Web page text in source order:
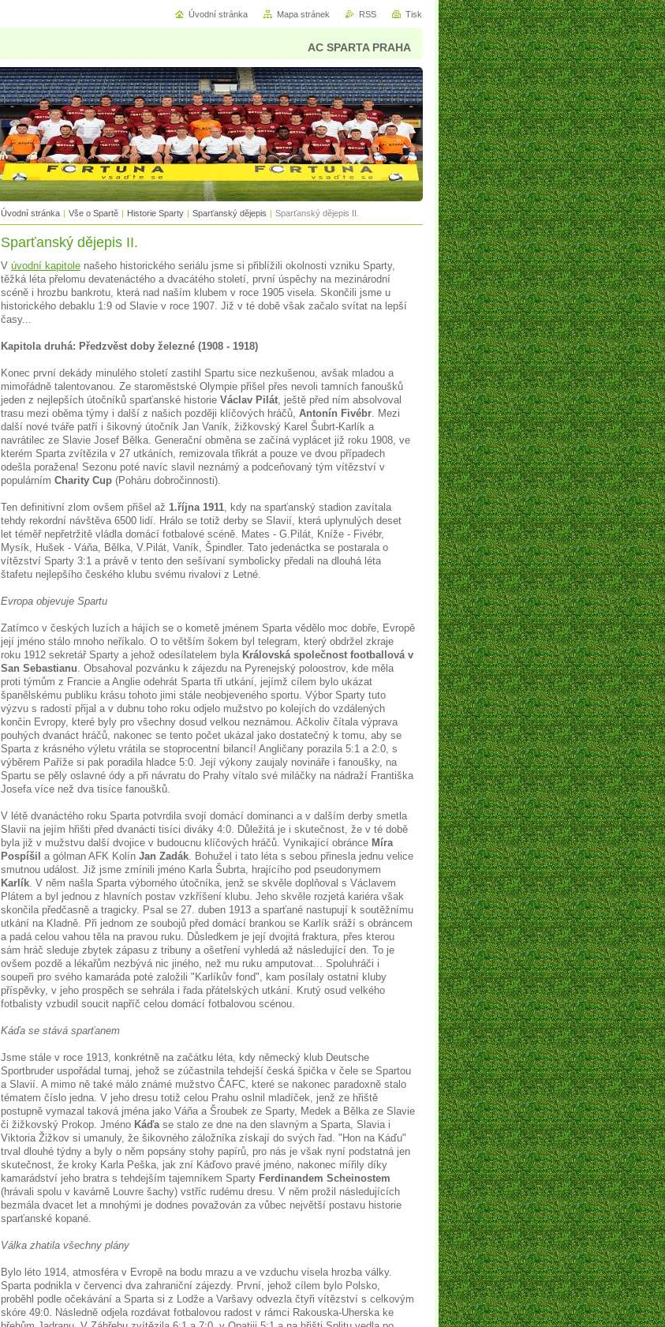
AC SPARTA PRAHA
Úvodní stránka | Vše o Spartě | Historie Sparty | Sparťanský dějepis | Sparťanský dějepis II.
Sparťanský dějepis II.
V úvodní kapitole našeho historického seriálu jsme si přiblížili okolnosti vzniku Sparty,
těžká léta přelomu devatenáctého a dvacátého století, první úspěchy na mezinárodní
scéně i hrozbu bankrotu, která nad naším klubem v roce 1905 visela. Skončili jsme u
historického debaklu 1:9 od Slavie v roce 1907. Již v té době však začalo svítat na lepší
časy...
Kapitola druhá: Předzvěst doby železné (1908 - 1918)
Konec první dekády minulého století zastihl Spartu sice nezkušenou, avšak mladou a
mimořádně talentovanou. Ze staroměstské Olympie přišel přes nevoli tamních fanoušků
jeden z nejlepších útočníků sparťanské historie Václav Pilát , ještě před ním absolvoval
trasu mezi oběma týmy i další z našich později klíčových hráčů, Antonín Fivébr . Mezi
další nové tváře patří i šikovný útočník Jan Vaník, žižkovský Karel Šubrt-Karlík a
navrátilec ze Slavie Josef Bělka. Generační obměna se začíná vyplácet již roku 1908, ve
kterém Sparta zvítězila v 27 utkáních, remizovala třikrát a pouze ve dvou případech
odešla poražena! Sezonu poté navíc slavil neznámý a podceňovaný tým vítězství v
populárním Charity Cup (Poháru dobročinnosti).
Ten definitivní zlom ovšem přišel až 1.října 1911 , kdy na sparťanský stadion zavítala
tehdy rekordní návštěva 6500 lidí. Hrálo se totiž derby se Slavií, která uplynulých deset
let téměř nepřetržitě vládla domácí fotbalové scéně. Mates - G.Pilát, Kníže - Fivébr,
Mysík, Hušek - Váňa, Bělka, V.Pilát, Vaník, Špindler. Tato jedenáctka se postarala o
vítězství Sparty 3:1 a právě v tento den sešívaní symbolicky předali na dlouhá léta
štafetu nejlepšího českého klubu svému rivalovi z Letné.
Evropa objevuje Spartu
Zatímco v českých luzích a hájích se o kometě jménem Sparta vědělo moc dobře, Evropě
její jméno stálo mnoho neříkalo. O to větším šokem byl telegram, který obdržel zkraje
roku 1912 sekretář Sparty a jehož odesílatelem byla Královská společnost footballová v
San Sebastianu . Obsahoval pozvánku k zájezdu na Pyrenejský poloostrov, kde měla
proti týmům z Francie a Anglie odehrát Sparta tři utkání, jejímž cílem bylo ukázat
španělskému publiku krásu tohoto jimi stále neobjeveného sportu. Výbor Sparty tuto
výzvu s radostí přijal a v dubnu toho roku odjelo mužstvo po kolejích do vzdálených
končin Evropy, které byly pro všechny dosud velkou neznámou. Ačkoliv čítala výprava
pouhých dvanáct hráčů, nakonec se tento počet ukázal jako dostatečný k tomu, aby se
Sparta z krásného výletu vrátila se stoprocentní bilancí! Angličany porazila 5:1 a 2:0, s
výběrem Paříže si pak poradila hladce 5:0. Její výkony zaujaly novináře i fanoušky, na
Spartu se pěly oslavné ódy a při návratu do Prahy vítalo své miláčky na nádraží Františka
Josefa více než dva tisíce fanoušků.
V létě dvanáctého roku Sparta potvrdila svojí domácí dominanci a v dalším derby smetla
Slavii na jejím hřišti před dvanácti tisíci diváky 4:0. Důležitá je i skutečnost, že v té době
byla již v mužstvu další dvojice v budoucnu klíčových hráčů. Vynikající obránce Míra
Pospíšil a gólman AFK Kolín Jan Zadák . Bohužel i tato léta s sebou přinesla jednu velice
smutnou událost. Již jsme zmínili jméno Karla Šubrta, hrajícího pod pseudonymem
Karlík . V něm našla Sparta výborného útočníka, jenž se skvěle doplňoval s Václavem
Plátem a byl jednou z hlavních postav vzkříšení klubu. Jeho skvěle rozjetá kariéra však
skončila předčasně a tragicky. Psal se 27. duben 1913 a sparťané nastupují k soutěžnímu
utkání na Kladně. Při jednom ze soubojů před domácí brankou se Karlík sráží s obráncem
a padá celou vahou těla na pravou ruku. Důsledkem je její dvojitá fraktura, přes kterou
sám hráč sleduje zbytek zápasu z tribuny a ošetření vyhledá až následující den. To je
ovšem pozdě a lékařům nezbývá nic jiného, než mu ruku amputovat... Spoluhráči i
soupeři pro svého kamaráda poté založili "Karlíkův fond", kam posílaly ostatní kluby
příspěvky, v jeho prospěch se sehrála i řada přátelských utkání. Krutý osud velkého
fotbalisty vzbudil soucit napříč celou domácí fotbalovou scénou.
Káďa se stává sparťanem
Jsme stále v roce 1913, konkrétně na začátku léta, kdy německý klub Deutsche
Sportbruder uspořádal turnaj, jehož se zúčastnila tehdejší česká špička v čele se Spartou
a Slavií. A mimo ně také málo známé mužstvo ČAFC, které se nakonec paradoxně stalo
tématem číslo jedna. V jeho dresu totiž celou Prahu oslnil mladíček, jenž ze hřiště
postupně vymazal taková jména jako Váňa a Šroubek ze Sparty, Medek a Bělka ze Slavie
či žižkovský Prokop. Jméno Káďa se stalo ze dne na den slavným a Sparta, Slavia i
Viktoria Žižkov si umanuly, že šikovného záložníka získají do svých řad. "Hon na Káďu"
trval dlouhé týdny a byly o něm popsány stohy papírů, pro nás je však nyní podstatná jen
skutečnost, že kroky Karla Peška, jak zní Káďovo pravé jméno, nakonec mířily díky
kamarádství jeho bratra s tehdejším tajemníkem Sparty Ferdinandem Scheinostem
(hrávali spolu v kavárně Louvre šachy) vstříc rudému dresu. V něm prožil následujících
bezmála dvacet let a mnohými je dodnes považován za vůbec největší postavu historie
sparťanské kopané.
Válka zhatila všechny plány
Bylo léto 1914, atmosféra v Evropě na bodu mrazu a ve vzduchu visela hrozba války.
Sparta podnikla v červenci dva zahraniční zájezdy. První, jehož cílem bylo Polsko,
proběhl podle očekávání a Sparta si z Lodže a Varšavy odvezla čtyři vítězství s celkovým
skóre 49:0. Následně odjela rozdávat fotbalovou radost v rámci Rakouska-Uherska ke
Úvodní stránka Mapa stránek RSS Tisk